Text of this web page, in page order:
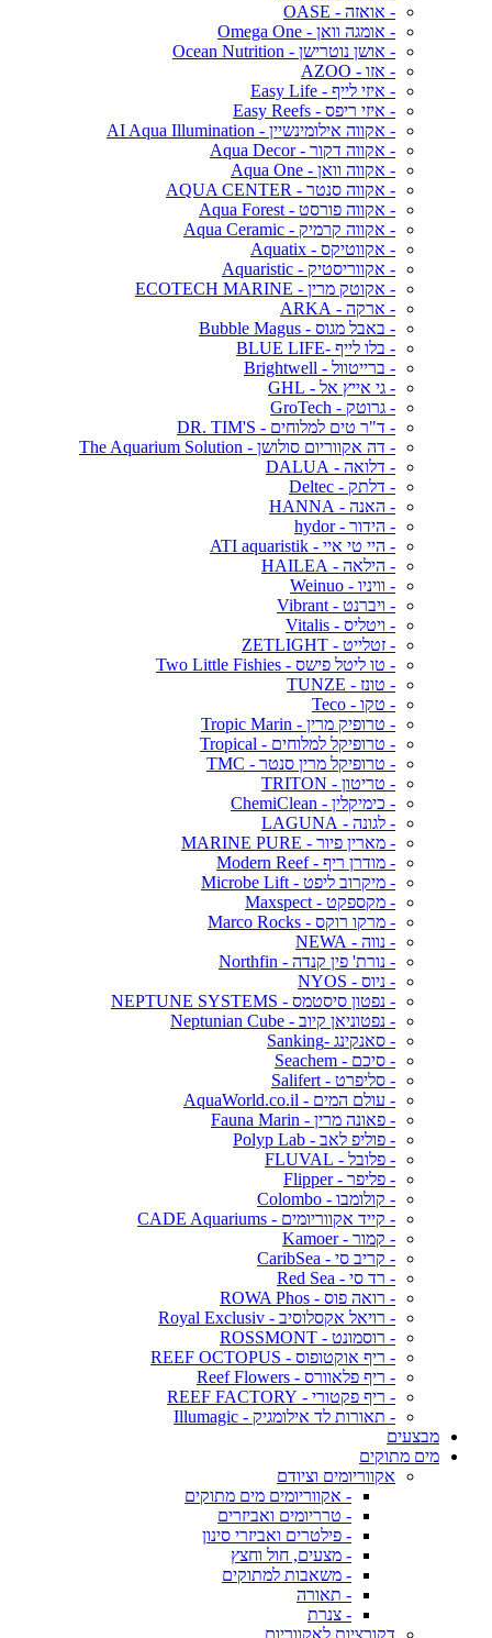
- אואזה - OASE
- אומגה וואן - Omega One
- אושן נוטרישן - Ocean Nutrition
- אזו - AZOO
- איזי לייף - Easy Life
- איזי ריפס - Easy Reefs
- אקווה אילומינשיין - AI Aqua Illumination
- אקווה דקור - Aqua Decor
- אקווה וואן - Aqua One
- אקווה סנטר - AQUA CENTER
- אקווה פורסט - Aqua Forest
- אקווה קרמיק - Aqua Ceramic
- אקווטיקס - Aquatix
- אקווריסטיק - Aquaristic
- אקוטק מרין - ECOTECH MARINE
- ארקה - ARKA
- באבל מגוס - Bubble Magus
- בלו לייף -BLUE LIFE
- ברייטוול - Brightwell
- גי אייץ אל - GHL
- גרוטק - GroTech
- ד"ר טים למלוחים - DR. TIM'S
- דה אקווריום סולושן - The Aquarium Solution
- דלואה - DALUA
- דלתק - Deltec
- האנה - HANNA
- הידור - hydor
- היי טי איי - ATI aquaristik
- הילאה - HAILEA
- וויניו - Weinuo
- ויברנט - Vibrant
- ויטליס - Vitalis
- זטלייט - ZETLIGHT
- טו ליטל פישס - Two Little Fishies
- טונז - TUNZE
- טקו - Teco
- טרופיק מרין - Tropic Marin
- טרופיקל למלוחים - Tropical
- טרופיקל מרין סנטר - TMC
- טריטון - TRITON
- כימיקלין - ChemiClean
- לגונה - LAGUNA
- מארין פיור - MARINE PURE
- מודרן ריף - Modern Reef
- מיקרוב ליפט - Microbe Lift
- מקספקט - Maxspect
- מרקו רוקס - Marco Rocks
- נווה - NEWA
- נורת' פין קנדה - Northfin
- ניוס - NYOS
- נפטון סיסטמס - NEPTUNE SYSTEMS
- נפטוניאן קיוב - Neptunian Cube
- סאנקינג -Sanking
- סיכם - Seachem
- סליפרט - Salifert
- עולם המים - AquaWorld.co.il
- פאונה מרין - Fauna Marin
- פוליפ לאב - Polyp Lab
- פלובל - FLUVAL
- פליפר - Flipper
- קולומבו - Colombo
- קייד אקווריומים - CADE Aquariums
- קמור - Kamoer
- קריב סי - CaribSea
- רד סי - Red Sea
- רואה פוס - ROWA Phos
- רויאל אקסלוסיב - Royal Exclusiv
- רוסמונט - ROSSMONT
- ריף אוקטופוס - REEF OCTOPUS
- ריף פלאוורס - Reef Flowers
- ריף פקטורי - REEF FACTORY
- תאורות לד אילומגיק - Illumagic
מבצעים
מים מתוקים
אקווריומים וציודם
- אקווריומים מים מתוקים
- טרריומים ואביזרים
- פילטרים ואביזרי סינון
- מצעים, חול וחצץ
- משאבות למתוקים
- תאורה
- צנרת
דקורציות לאקווריום